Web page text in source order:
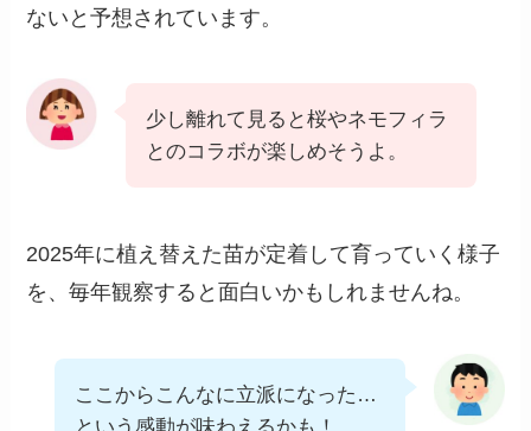
ないと予想されています。
少し離れて見ると桜やネモフィラ
とのコラボが楽しめそうよ。
2025年に植え替えた苗が定着して育っていく様子
を、毎年観察すると面白いかもしれませんね。
ここからこんなに立派になった…